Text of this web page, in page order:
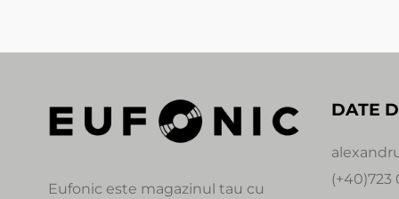
Eufonic este magazinul tau cu
DATE
(+40)723